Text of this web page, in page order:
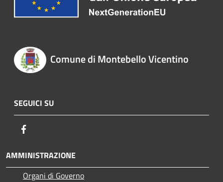
Comune di Montebello Vicentino
SEGUICI SU
AMMINISTRAZIONE
Organi di Governo